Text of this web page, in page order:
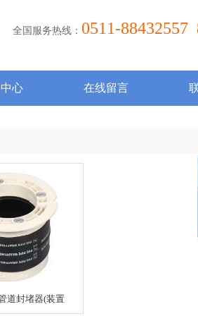
全国服务热线： 0511-88432557
心 在线留言
道封堵器(装置